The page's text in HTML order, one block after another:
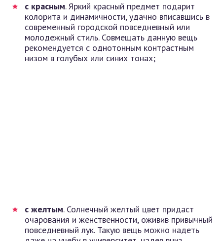
с красным. Яркий красный предмет подарит
колорита и динамичности, удачно вписавшись в
современный городской повседневный или
молодежный стиль. Совмещать данную вещь
рекомендуется с однотонным контрастным
низом в голубых или синих тонах;
с желтым. Солнечный желтый цвет придаст
очарования и женственности, оживив привычный
повседневный лук. Такую вещь можно надеть